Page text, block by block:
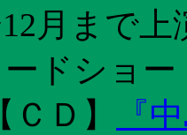
12月まで
ドショー
【 ＣＤ 】
『